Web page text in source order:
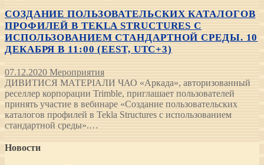
СОЗДАНИЕ ПОЛЬЗОВАТЕЛЬСКИХ КАТАЛОГОВ
ПРОФИЛЕЙ В TEKLA STRUCTURES C
ИСПОЛЬЗОВАНИЕМ СТАНДАРТНОЙ СРЕДЫ. 10
ДЕКАБРЯ В 11:00 (EEST, UTC+3)
07.12.2020 Мероприятия
ДИВИТИСЯ МАТЕРІАЛИ ЧАО «Аркада», авторизованный
реселлер корпорации Trimble, приглашает пользователей
принять участие в вебинаре «Создание пользовательских
каталогов профилей в Tekla Structures с использованием
стандартной среды».…
Новости